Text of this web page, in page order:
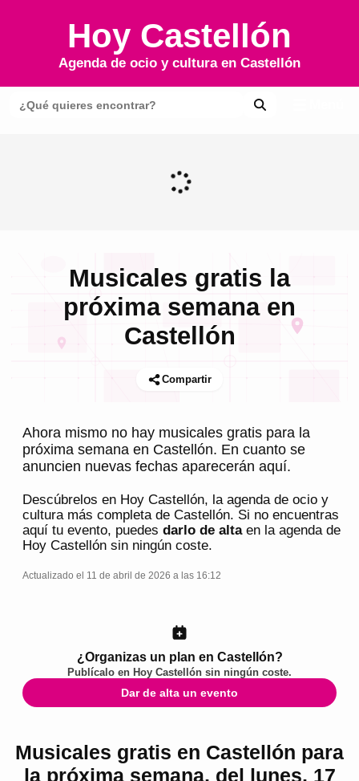
Hoy Castellón
Agenda de ocio y cultura en Castellón
Musicales gratis la
próxima semana en
Castellón
Compartir
Ahora mismo no hay musicales gratis para la
próxima semana en Castellón. En cuanto se
anuncien nuevas fechas aparecerán aquí.
Descúbrelos en Hoy Castellón, la agenda de ocio y
cultura más completa de Castellón. Si no encuentras
aquí tu evento, puedes darlo de altaen la agenda de
Hoy Castellón sin ningún coste.
Actualizado el 11 de abril de 2026 a las 16:12
¿Organizas un plan en Castellón?
Publícalo en Hoy Castellón sin ningún coste.
Dar de alta un evento
Musicales gratis en Castellón para
la próxima semana, del lunes, 17